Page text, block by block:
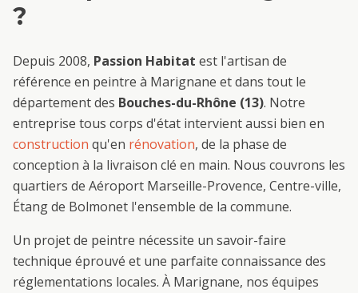
?
Depuis 2008, Passion Habitat est l'artisan de
référence en peintre à Marignane et dans tout le
département des Bouches-du-Rhône (13). Notre
entreprise tous corps d'état intervient aussi bien en
construction qu'en rénovation, de la phase de
conception à la livraison clé en main. Nous couvrons les
quartiers de Aéroport Marseille-Provence, Centre-ville,
Étang de Bolmonet l'ensemble de la commune.
Un projet de peintre nécessite un savoir-faire
technique éprouvé et une parfaite connaissance des
réglementations locales. À Marignane, nos équipes